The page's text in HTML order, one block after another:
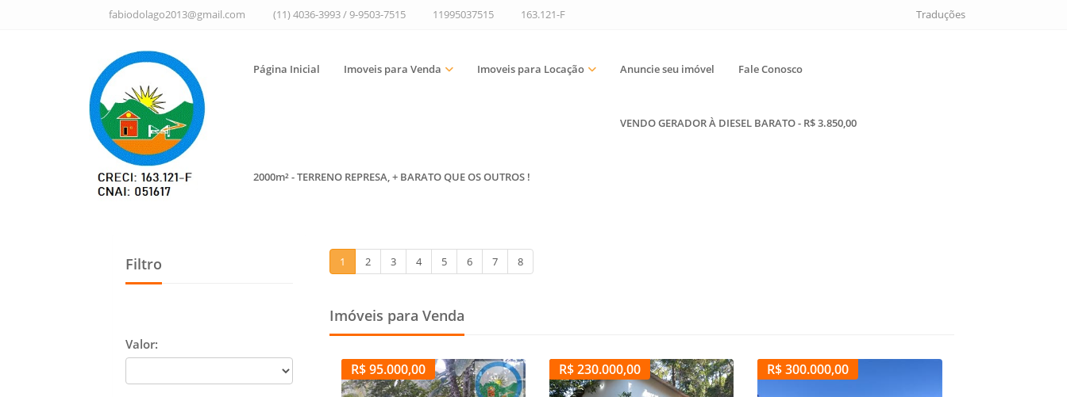
fabiodolago2013@gmail.com (11) 4036-3993 / 9-9503-7515 11995037515 163.121-F Traduções
Página Inicial Imoveis para Venda Imoveis para Locação Anuncie seu imóvel Fale Conosco
VENDO GERADOR À DIESEL BARATO - R$ 3.850,00
2000m² - TERRENO REPRESA, + BARATO QUE OS OUTROS !
Filtro
Valor:
1 2 3 4 5 6 7 8
Imóveis para Venda
R$ 95.000,00 R$ 230.000,00 R$ 300.000,00